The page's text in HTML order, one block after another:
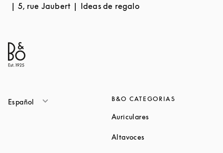
5, rue Jaubert Ideas de regalo
Español B&O CATEGORIAS
Auriculares
Altavoces